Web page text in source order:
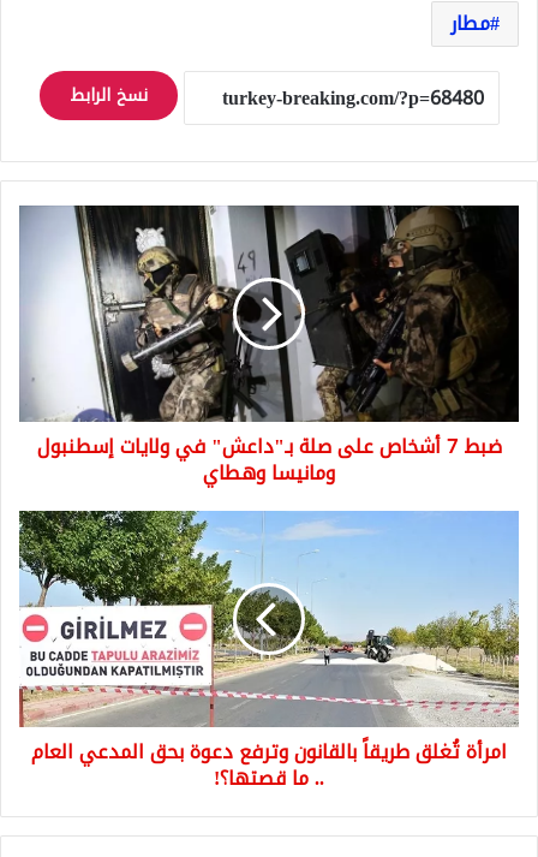
مطار
نسخ الرابط
أشخاص
بـ"داعش"
في
إسطنبول
ومانيسا
ضبط 7 أشخاص على صلة بـ"داعش" في ولايات إسطنبول
ومانيسا وهطاي
بالقانون
وترفع
دعوة
بحق
المدعي
العام
امرأة تُغلق طريقاً بالقانون وترفع دعوة بحق المدعي العام
.. ما قصتها؟!